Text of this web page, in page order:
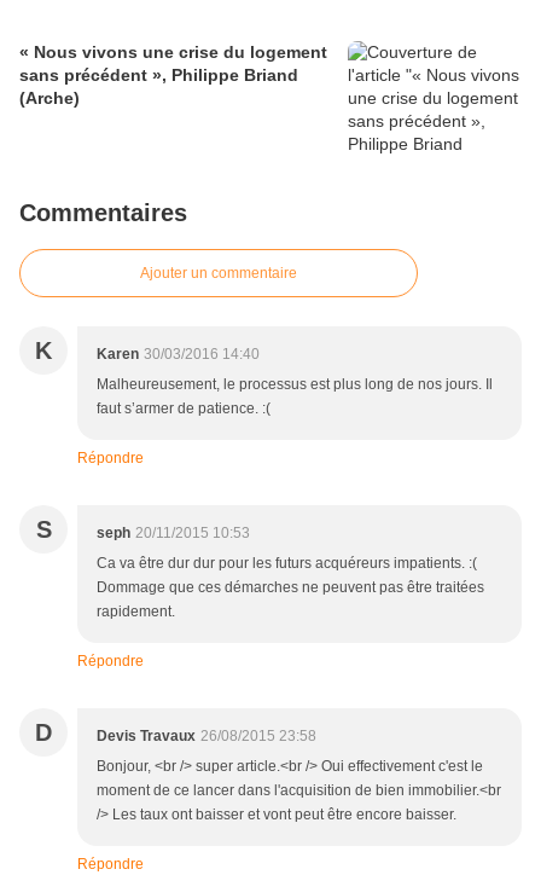
« Nous vivons une crise du logement
sans précédent », Philippe Briand
(Arche)
Commentaires
Ajouter un commentaire
K Karen 30/03/2016 14:40
Malheureusement, le processus est plus long de nos jours. Il
faut s’armer de patience. :(
Répondre
S seph 20/11/2015 10:53
Ca va être dur dur pour les futurs acquéreurs impatients. :(
Dommage que ces démarches ne peuvent pas être traitées
rapidement.
Répondre
D Devis Travaux 26/08/2015 23:58
Bonjour, <br /> super article.<br /> Oui effectivement c'est le
moment de ce lancer dans l'acquisition de bien immobilier.<br
/> Les taux ont baisser et vont peut être encore baisser.
Répondre